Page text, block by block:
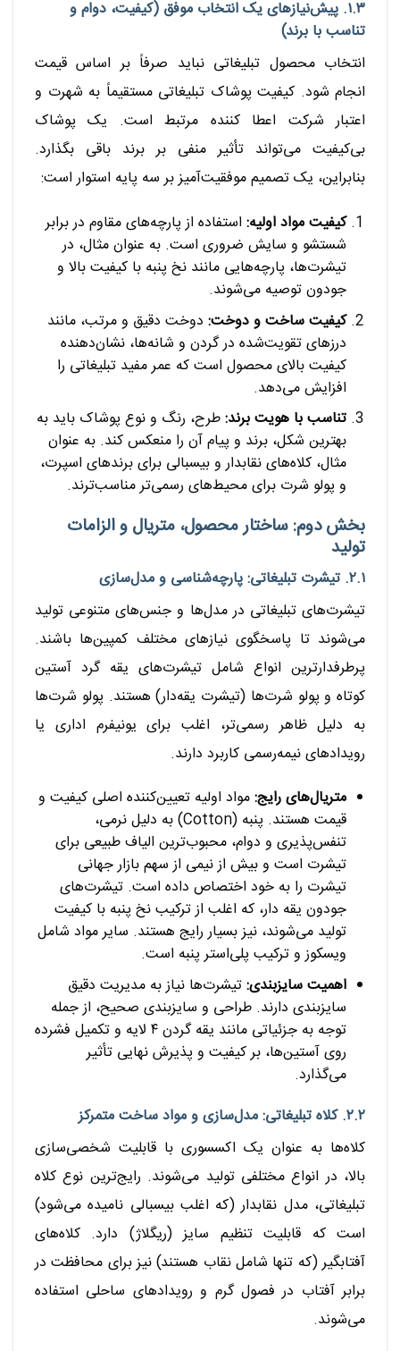
۱.۳. پیش‌نیازهای یک انتخاب موفق (کیفیت، دوام و
تناسب با برند)
انتخاب محصول تبلیغاتی نباید صرفاً بر اساس قیمت
انجام شود. کیفیت پوشاک تبلیغاتی مستقیماً به شهرت و
اعتبار شرکت اعطا کننده مرتبط است. یک پوشاک
بی‌کیفیت می‌تواند تأثیر منفی بر برند باقی بگذارد.
بنابراین، یک تصمیم موفقیت‌آمیز بر سه پایه استوار است:
کیفیت مواد اولیه:استفاده از پارچه‌های مقاوم در برابر
شستشو و سایش ضروری است. به عنوان مثال، در
تیشرت‌ها، پارچه‌هایی مانند نخ پنبه با کیفیت بالا و
جودون توصیه می‌شوند.
کیفیت ساخت و دوخت:دوخت دقیق و مرتب، مانند
درزهای تقویت‌شده در گردن و شانه‌ها، نشان‌دهنده
کیفیت بالای محصول است که عمر مفید تبلیغاتی را
افزایش می‌دهد.
تناسب با هویت برند:طرح، رنگ و نوع پوشاک باید به
بهترین شکل، برند و پیام آن را منعکس کند. به عنوان
مثال، کلاه‌های نقابدار و بیسبالی برای برندهای اسپرت،
و پولو شرت برای محیط‌های رسمی‌تر مناسب‌ترند.
بخش دوم: ساختار محصول، متریال و الزامات
تولید
۲.۱. تیشرت تبلیغاتی: پارچه‌شناسی و مدل‌سازی
تیشرت‌های تبلیغاتی در مدل‌ها و جنس‌های متنوعی تولید
می‌شوند تا پاسخگوی نیازهای مختلف کمپین‌ها باشند.
پرطرفدارترین انواع شامل تیشرت‌های یقه گرد آستین
کوتاه و پولو شرت‌ها (تیشرت یقه‌دار) هستند. پولو شرت‌ها
به دلیل ظاهر رسمی‌تر، اغلب برای یونیفرم اداری یا
رویدادهای نیمه‌رسمی کاربرد دارند.
متریال‌های رایج:مواد اولیه تعیین‌کننده اصلی کیفیت و
قیمت هستند. پنبه (Cotton) به دلیل نرمی،
تنفس‌پذیری و دوام، محبوب‌ترین الیاف طبیعی برای
تیشرت است و بیش از نیمی از سهم بازار جهانی
تیشرت را به خود اختصاص داده است. تیشرت‌های
جودون یقه دار، که اغلب از ترکیب نخ پنبه با کیفیت
تولید می‌شوند، نیز بسیار رایج هستند. سایر مواد شامل
ویسکوز و ترکیب پلی‌استر پنبه است.
اهمیت سایزبندی:تیشرت‌ها نیاز به مدیریت دقیق
سایزبندی دارند. طراحی و سایزبندی صحیح، از جمله
توجه به جزئیاتی مانند یقه گردن ۴ لایه و تکمیل فشرده
روی آستین‌ها، بر کیفیت و پذیرش نهایی تأثیر
می‌گذارد.
۲.۲. کلاه تبلیغاتی: مدل‌سازی و مواد ساخت متمرکز
کلاه‌ها به عنوان یک اکسسوری با قابلیت شخصی‌سازی
بالا، در انواع مختلفی تولید می‌شوند. رایج‌ترین نوع کلاه
تبلیغاتی، مدل نقابدار (که اغلب بیسبالی نامیده می‌شود)
است که قابلیت تنظیم سایز (ریگلاژ) دارد. کلاه‌های
آفتابگیر (که تنها شامل نقاب هستند) نیز برای محافظت در
برابر آفتاب در فصول گرم و رویدادهای ساحلی استفاده
می‌شوند.